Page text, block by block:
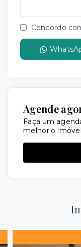
Concordo
Agende
Faça um
melhor o